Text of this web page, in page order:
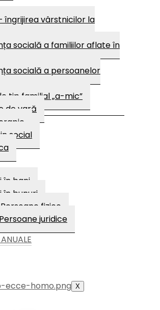
îngrijirea vârstnicilor la
socială a familiilor aflate în
socială a persoanelor
tip familial „a-mic”
de vară
social
în bani
în bunuri
Persoane fizice
juridice
X